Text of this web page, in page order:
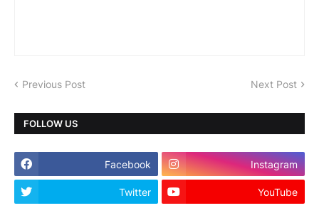
Previous Post Next Post
FOLLOW US
Facebook Instagram
Twitter YouTube